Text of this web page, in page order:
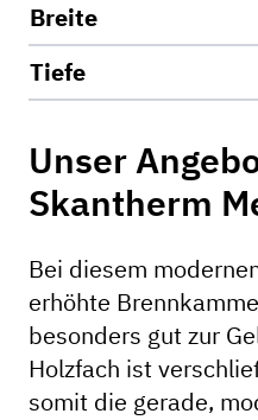
Breite
Tiefe
Unser
Skantherm
Bei diesem
erhöhte
besonders gut zur
Holzfach ist
somit die gerade,